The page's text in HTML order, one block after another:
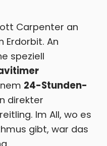
Carpenter an
Erdorbit. An
speziell
24-Stunden-
direkter
Im All, wo es
gibt, war das